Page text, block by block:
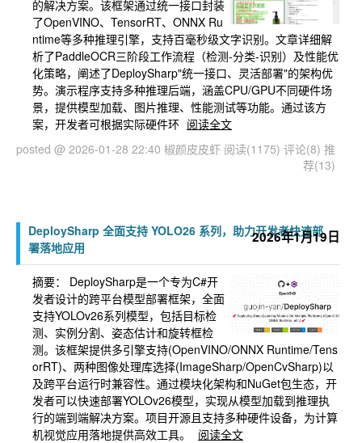
的解决方案。该框架通过统一接口封装
了OpenVINO、TensorRT、ONNX Ru
ntime等多种推理引擎，支持百毫秒级文字识别。文章详细解
析了PaddleOCR三阶段工作流程（检测-分类-识别）及性能优
化策略，阐述了DeploySharp"统一接口、灵活部署"的架构优
势。演示程序支持多种推理后端，涵盖CPU/GPU不同硬件场
景，提供模型加载、图片推理、性能测试等功能。通过该方
案，开发者可根据实际硬件环 阅读全文
posted @ 2026-01-28 22:40 椒颜皮皮虾 阅读(1175) 评论(8) 推
荐(13)
2026年1月19日
DeploySharp 全面支持 YOLO26 系列，助力开发者快速部
署落地应用
摘要： DeploySharp是一个专为C#开
发者设计的跨平台模型部署框架，全面
支持YOLOv26系列模型，包括目标检
测、实例分割、姿态估计和旋转框检
测。该框架提供多引擎支持(OpenVINO/ONNX Runtime/Tens
orRT)、两种图像处理库选择(ImageSharp/OpenCvSharp)以
及跨平台运行时兼容性。通过模块化架构和NuGet包生态，开
发者可以快速部署YOLOv26模型，实现从模型加载到推理执
行的端到端解决方案。项目开源且支持多种硬件设备，为计算
机视觉应用落地提供高效工具。
阅读全文